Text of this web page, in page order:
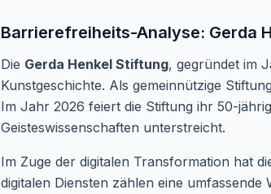
Barrierefreiheits-Analyse: Gerda
Die Gerda Henkel Stiftung, gegründet im
Kunstgeschichte. Als gemeinnützige
Im Jahr 2026 feiert die Stiftung ihr 50-
Geisteswissenschaften unterstreicht.
Im Zuge der digitalen Transformation hat
digitalen Diensten zählen eine